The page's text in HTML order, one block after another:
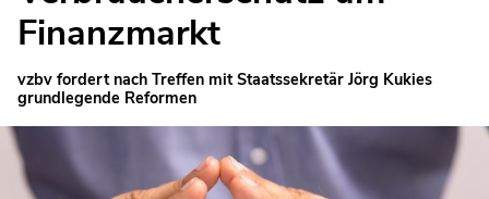
Finanzmarkt
vzbv fordert nach Treffen mit Staatssekretär Jörg Kukies
grundlegende Reformen